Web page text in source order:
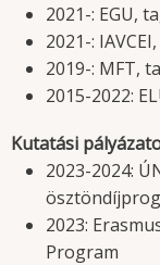
2021-: EGU,
2021-:
2019-: MFT,
2015-2022:
Kutatási
2023-2024:
2023:
Program